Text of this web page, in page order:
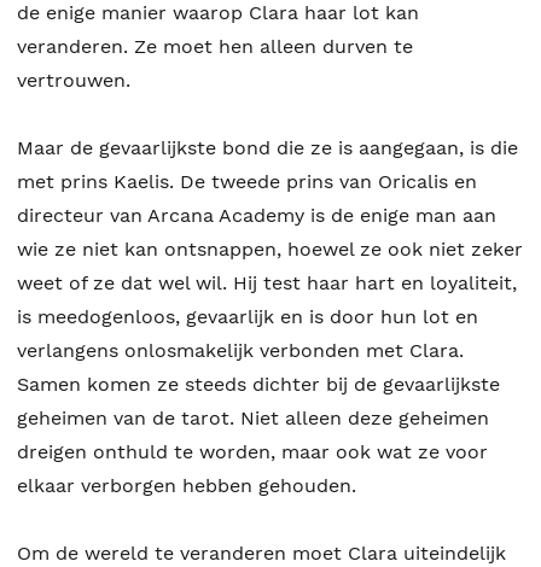
de enige manier waarop Clara haar lot kan
veranderen. Ze moet hen alleen durven te
vertrouwen.
Maar de gevaarlijkste bond die ze is aangegaan, is die
met prins Kaelis. De tweede prins van Oricalis en
directeur van Arcana Academy is de enige man aan
wie ze niet kan ontsnappen, hoewel ze ook niet zeker
weet of ze dat wel wil. Hij test haar hart en loyaliteit,
is meedogenloos, gevaarlijk en is door hun lot en
verlangens onlosmakelijk verbonden met Clara.
Samen komen ze steeds dichter bij de gevaarlijkste
geheimen van de tarot. Niet alleen deze geheimen
dreigen onthuld te worden, maar ook wat ze voor
elkaar verborgen hebben gehouden.
Om de wereld te veranderen moet Clara uiteindelijk